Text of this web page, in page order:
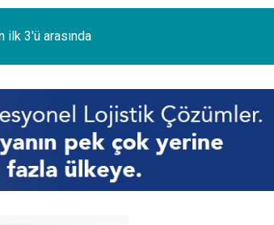
TL’den başlayan fiyatlarla